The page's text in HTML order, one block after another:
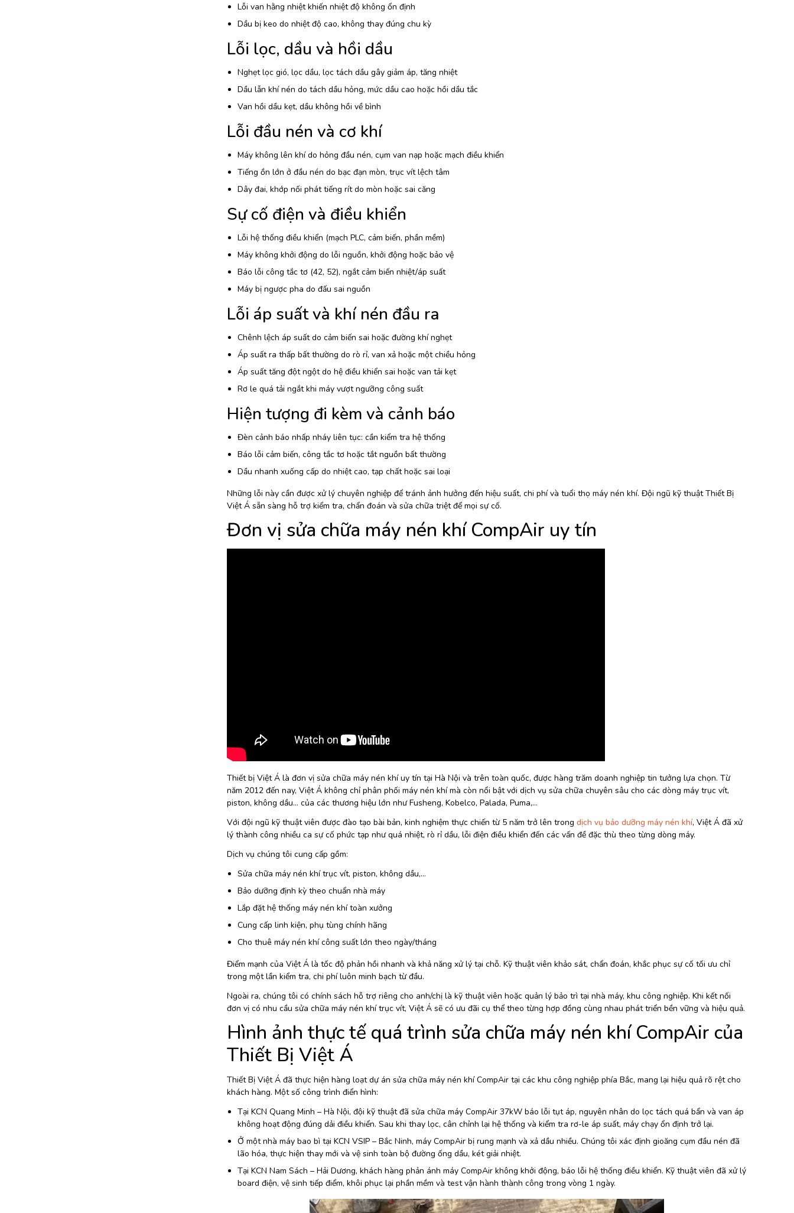
Lỗi van hằng nhiệt khiến nhiệt độ không ổn định
Dầu bị keo do nhiệt độ cao, không thay đúng chu kỳ
Lỗi lọc, dầu và hồi dầu
Nghẹt lọc gió, lọc dầu, lọc tách dầu gây giảm áp, tăng nhiệt
Dầu lẫn khí nén do tách dầu hỏng, mức dầu cao hoặc hồi dầu tắc
Van hồi dầu kẹt, dầu không hồi về bình
Lỗi đầu nén và cơ khí
Máy không lên khí do hỏng đầu nén, cụm van nạp hoặc mạch điều khiển
Tiếng ồn lớn ở đầu nén do bạc đạn mòn, trục vít lệch tâm
Dây đai, khớp nối phát tiếng rít do mòn hoặc sai căng
Sự cố điện và điều khiển
Lỗi hệ thống điều khiển (mạch PLC, cảm biến, phần mềm)
Máy không khởi động do lỗi nguồn, khởi động hoặc bảo vệ
Báo lỗi công tắc tơ (42, 52), ngắt cảm biến nhiệt/áp suất
Máy bị ngược pha do đấu sai nguồn
Lỗi áp suất và khí nén đầu ra
Chênh lệch áp suất do cảm biến sai hoặc đường khí nghẹt
Áp suất ra thấp bất thường do rò rỉ, van xả hoặc một chiều hỏng
Áp suất tăng đột ngột do hệ điều khiển sai hoặc van tải kẹt
Rơ le quá tải ngắt khi máy vượt ngưỡng công suất
Hiện tượng đi kèm và cảnh báo
Đèn cảnh báo nhấp nháy liên tục: cần kiểm tra hệ thống
Báo lỗi cảm biến, công tắc tơ hoặc tắt nguồn bất thường
Dầu nhanh xuống cấp do nhiệt cao, tạp chất hoặc sai loại
Những lỗi này cần được xử lý chuyên nghiệp để tránh ảnh hưởng đến hiệu suất, chi phí và tuổi thọ máy nén khí. Đội ngũ kỹ thuật Thiết Bị
Việt Á sẵn sàng hỗ trợ kiểm tra, chẩn đoán và sửa chữa triệt để mọi sự cố.
Đơn vị sửa chữa máy nén khí CompAir uy tín
Thiết bị Việt Á là đơn vị sửa chữa máy nén khí uy tín tại Hà Nội và trên toàn quốc, được hàng trăm doanh nghiệp tin tưởng lựa chọn. Từ
năm 2012 đến nay, Việt Á không chỉ phân phối máy nén khí mà còn nổi bật với dịch vụ sửa chữa chuyên sâu cho các dòng máy trục vít,
piston, không dầu… của các thương hiệu lớn như Fusheng, Kobelco, Palada, Puma,…
Với đội ngũ kỹ thuật viên được đào tạo bài bản, kinh nghiệm thực chiến từ 5 năm trở lên trong dịch vụ bảo dưỡng máy nén khí, Việt Á đã xử
lý thành công nhiều ca sự cố phức tạp như quá nhiệt, rò rỉ dầu, lỗi điện điều khiển đến các vấn đề đặc thù theo từng dòng máy.
Dịch vụ chúng tôi cung cấp gồm:
Sửa chữa máy nén khí trục vít, piston, không dầu,…
Bảo dưỡng định kỳ theo chuẩn nhà máy
Lắp đặt hệ thống máy nén khí toàn xưởng
Cung cấp linh kiện, phụ tùng chính hãng
Cho thuê máy nén khí công suất lớn theo ngày/tháng
Điểm mạnh của Việt Á là tốc độ phản hồi nhanh và khả năng xử lý tại chỗ. Kỹ thuật viên khảo sát, chẩn đoán, khắc phục sự cố tối ưu chỉ
trong một lần kiểm tra, chi phí luôn minh bạch từ đầu.
Ngoài ra, chúng tôi có chính sách hỗ trợ riêng cho anh/chị là kỹ thuật viên hoặc quản lý bảo trì tại nhà máy, khu công nghiệp. Khi kết nối
đơn vị có nhu cầu sửa chữa máy nén khí trục vít, Việt Á sẽ có ưu đãi cụ thể theo từng hợp đồng cùng nhau phát triển bền vững và hiệu quả.
Hình ảnh thực tế quá trình sửa chữa máy nén khí CompAir của
Thiết Bị Việt Á
Thiết Bị Việt Á đã thực hiện hàng loạt dự án sửa chữa máy nén khí CompAir tại các khu công nghiệp phía Bắc, mang lại hiệu quả rõ rệt cho
khách hàng. Một số công trình điển hình:
Tại KCN Quang Minh – Hà Nội, đội kỹ thuật đã sửa chữa máy CompAir 37kW báo lỗi tụt áp, nguyên nhân do lọc tách quá bẩn và van áp
không hoạt động đúng dải điều khiển. Sau khi thay lọc, cân chỉnh lại hệ thống và kiểm tra rơ-le áp suất, máy chạy ổn định trở lại.
Ở một nhà máy bao bì tại KCN VSIP – Bắc Ninh, máy CompAir bị rung mạnh và xả dầu nhiều. Chúng tôi xác định gioăng cụm đầu nén đã
lão hóa, thực hiện thay mới và vệ sinh toàn bộ đường ống dầu, két giải nhiệt.
Tại KCN Nam Sách – Hải Dương, khách hàng phản ánh máy CompAir không khởi động, báo lỗi hệ thống điều khiển. Kỹ thuật viên đã xử lý
board điện, vệ sinh tiếp điểm, khôi phục lại phần mềm và test vận hành thành công trong vòng 1 ngày.